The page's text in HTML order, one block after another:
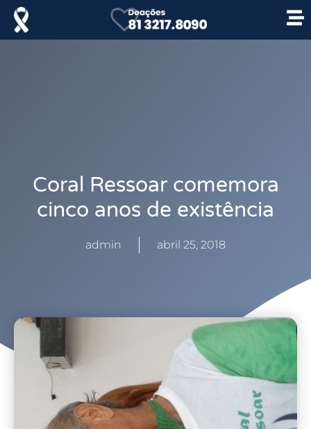
Coral Ressoar comemora
cinco anos de existência
admin abril 25, 2018